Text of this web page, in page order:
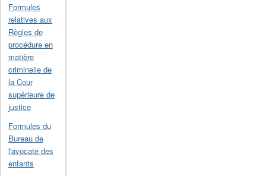
Formules
relatives aux
Règles de
procédure en
matière
criminelle de
la Cour
supérieure de
justice
Formules du
Bureau de
l'avocate des
enfants